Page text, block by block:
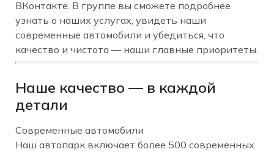
ВКонтакте. В группе вы сможете подробнее
узнать о наших услугах, увидеть наши
современные автомобили и убедиться, что
качество и чистота — наши главные приоритеты.
Наше качество — в каждой
детали
Современные автомобили
Наш автопарк включает более 500 современных